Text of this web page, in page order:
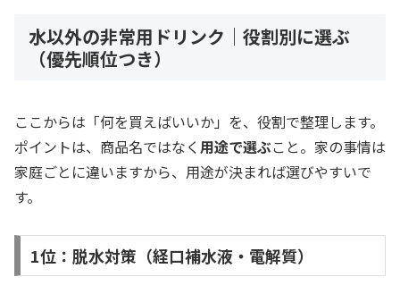
水以外の非常用ドリンク｜役割別に選ぶ
（優先順位つき）
ここからは「何を買えばいいか」を、役割で整理します。
ポイントは、商品名ではなく用途で選ぶこと。家の事情は
家庭ごとに違いますから、用途が決まれば選びやすいで
す。
1位：脱水対策（経口補水液・電解質）